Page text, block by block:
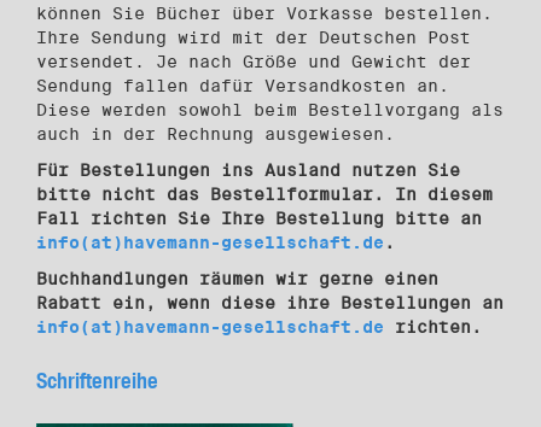
können Sie Bücher über Vorkasse bestellen.
Ihre Sendung wird mit der Deutschen Post
versendet. Je nach Größe und Gewicht der
Sendung fallen dafür Versandkosten an.
Diese werden sowohl beim Bestellvorgang als
auch in der Rechnung ausgewiesen.
Für Bestellungen ins Ausland nutzen Sie
bitte nicht das Bestellformular. In diesem
Fall richten Sie Ihre Bestellung bitte an
info(at)havemann-gesellschaft.de .
Buchhandlungen räumen wir gerne einen
Rabatt ein, wenn diese ihre Bestellungen an
info(at)havemann-gesellschaft.de richten.
Schriftenreihe